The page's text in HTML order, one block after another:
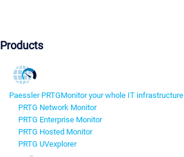
Products
Paessler PRTGMonitor your whole IT infrastructure
PRTG Network Monitor
PRTG Enterprise Monitor
PRTG Hosted Monitor
PRTG UVexplorer